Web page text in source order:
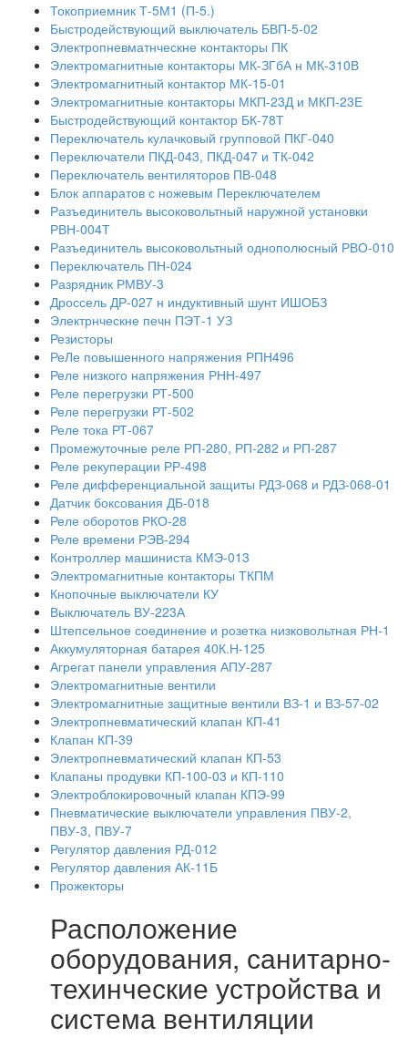
Токоприемник Т-5М1 (П-5.)
Быстродействующий выключатель БВП-5-02
Электропневматнческне контакторы ПК
Электромагнитные контакторы МК-ЗГбА н МК-310В
Электромагнитный контактор МК-15-01
Электромагнитные контакторы МКП-23Д и МКП-23Е
Быстродействующий контактор БК-78Т
Переключатель кулачковый групповой ПКГ-040
Переключатели ПКД-043, ПКД-047 и ТК-042
Переключатель вентиляторов ПВ-048
Блок аппаратов с ножевым Переключателем
Разъединитель высоковольтный наружной установки
РВН-004Т
Разъединитель высоковольтный однополюсный РВО-010
Переключатель ПН-024
Разрядник РМВУ-3
Дроссель ДР-027 н индуктивный шунт ИШОБЗ
Электрнческне печн ПЭТ-1 УЗ
Резисторы
РеЛе повышенного напряжения РПН496
Реле низкого напряжения РНН-497
Реле перегрузки РТ-500
Реле перегрузки РТ-502
Реле тока РТ-067
Промежуточные реле РП-280, РП-282 и РП-287
Реле рекуперации РР-498
Реле дифференциальной защиты РДЗ-068 и РДЗ-068-01
Датчик боксования ДБ-018
Реле оборотов РКО-28
Реле времени РЭВ-294
Контроллер машиниста КМЭ-013
Электромагнитные контакторы ТКПМ
Кнопочные выключатели КУ
Выключатель ВУ-223А
Штепсельное соединение и розетка низковольтная РН-1
Аккумуляторная батарея 40К.Н-125
Агрегат панели управления АПУ-287
Электромагнитные вентили
Электромагнитные защитные вентили ВЗ-1 и ВЗ-57-02
Электропневматический клапан КП-41
Клапан КП-39
Электропневматический клапан КП-53
Клапаны продувки КП-100-03 и КП-110
Электроблокировочный клапан КПЭ-99
Пневматические выключатели управления ПВУ-2,
ПВУ-3, ПВУ-7
Регулятор давления РД-012
Регулятор давления АК-11Б
Прожекторы
Расположение
оборудования, санитарно-
техинческие устройства и
система вентиляции